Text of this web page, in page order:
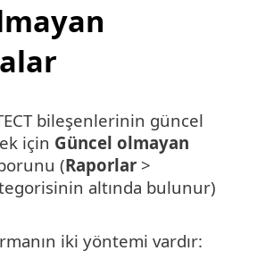
bileşenlerinin güncel
için Güncel olmayan
(Raporlar >
altında bulunur)
iki yöntemi vardır: